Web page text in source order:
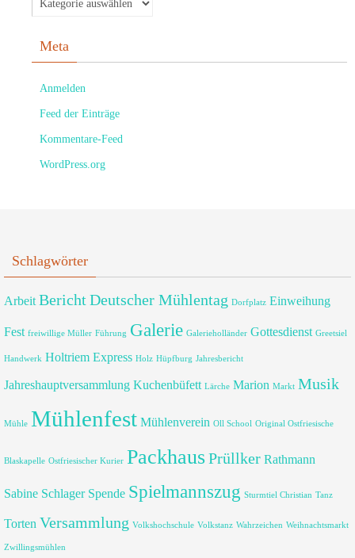
Meta
Anmelden
Feed der Einträge
Kommentare-Feed
WordPress.org
Schlagwörter
Arbeit Bericht Deutscher Mühlentag Dorfplatz Einweihung
Fest freiwillige Müller Führung Galerie Galerieholländer Gottesdienst Greetsiel
Handwerk Holtriem Express Holz Hüpfburg Jahresbericht
Jahreshauptversammlung Kuchenbüfett Lärche Marion Markt Musik
Mühle Mühlenfest Mühlenverein Oll School Original Ostfriesische
Blaskapelle Ostfriesischer Kurier PackhausPrüllker Rathmann
Sabine Schlager Spende Spielmannszug Sturmtiel Christian Tanz
Torten Versammlung Volkshochschule Volkstanz Wahrzeichen Weihnachtsmarkt
Zwillingsmühlen